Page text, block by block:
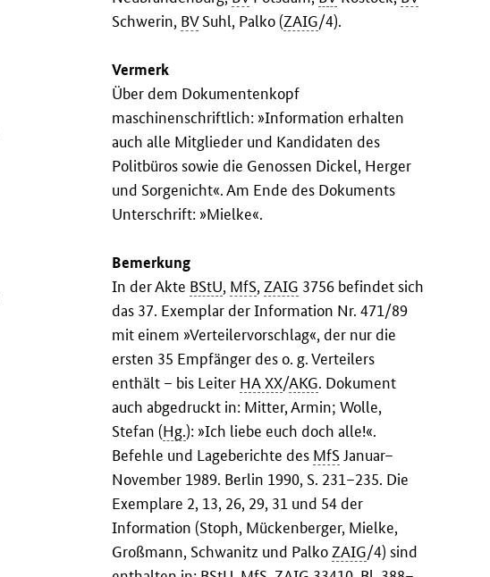
Schwerin, BVSuhl, Palko (ZAIG/4).
Vermerk
Über dem Dokumentenkopf
maschinenschriftlich: »Information erhalten
auch alle Mitglieder und Kandidaten des
Politbüros sowie die Genossen Dickel, Herger
und Sorgenicht«. Am Ende des Dokuments
Unterschrift: »Mielke«.
Bemerkung
In der Akte BStU, MfS,ZAIG 3756 befindet sich
das 37. Exemplar der Information Nr. 471/89
mit einem »Verteilervorschlag«, der nur die
ersten 35 Empfänger des o. g. Verteilers
enthält – bis Leiter HA XX/AKG. Dokument
auch abgedruckt in: Mitter, Armin; Wolle,
Stefan (Hg.): »Ich liebe euch doch alle!«.
Befehle und Lageberichte des MfSJanuar–
November 1989. Berlin 1990, S. 231–235. Die
Exemplare 2, 13, 26, 29, 31 und 54 der
Information (Stoph, Mückenberger, Mielke,
Großmann, Schwanitz und PalkoZAIG/4) sind